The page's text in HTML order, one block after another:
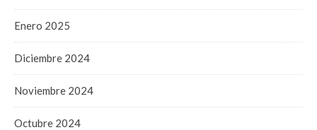
Enero 2025
Diciembre 2024
Noviembre 2024
Octubre 2024